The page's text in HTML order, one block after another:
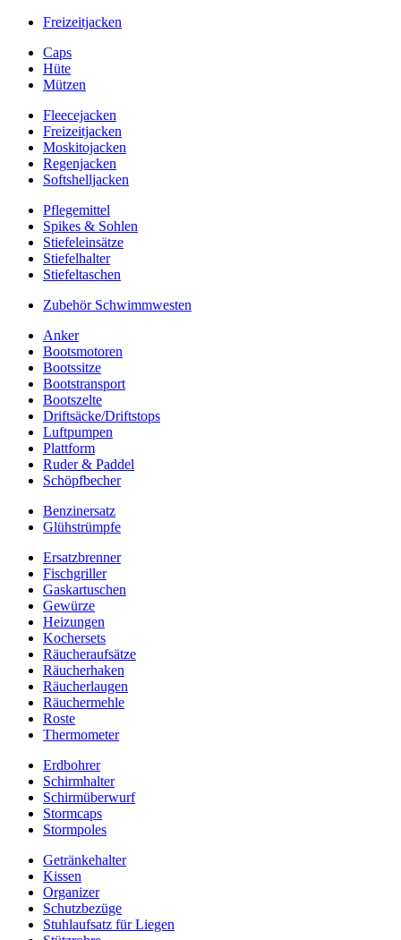
Freizeitjacken
Caps
Hüte
Mützen
Fleecejacken
Freizeitjacken
Moskitojacken
Regenjacken
Softshelljacken
Pflegemittel
Spikes & Sohlen
Stiefeleinsätze
Stiefelhalter
Stiefeltaschen
Zubehör Schwimmwesten
Anker
Bootsmotoren
Bootssitze
Bootstransport
Bootszelte
Driftsäcke/Driftstops
Luftpumpen
Plattform
Ruder & Paddel
Schöpfbecher
Benzinersatz
Glühstrümpfe
Ersatzbrenner
Fischgriller
Gaskartuschen
Gewürze
Heizungen
Kochersets
Räucheraufsätze
Räucherhaken
Räucherlaugen
Räuchermehle
Roste
Thermometer
Erdbohrer
Schirmhalter
Schirmüberwurf
Stormcaps
Stormpoles
Getränkehalter
Kissen
Organizer
Schutzbezüge
Stuhlaufsatz für Liegen